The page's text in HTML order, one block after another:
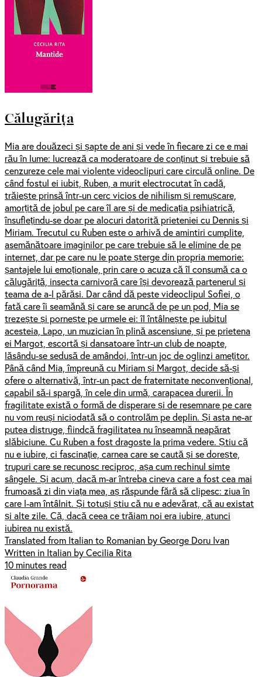
Călugărița
Mia are douăzeci și șapte de ani și vede în fiecare zi ce e mai
rău în lume: lucrează ca moderatoare de conținut și trebuie să
cenzureze cele mai violente videoclipuri care circulă online. De
când fostul ei iubit, Ruben, a murit electrocutat în cadă,
trăiește prinsă într-un cerc vicios de nihilism și remușcare,
amorțită de jobul pe care îl are și de medicația psihiatrică,
însuflețindu-se doar pe alocuri datorită prieteniei cu Dennis și
Miriam. Trecutul cu Ruben este o arhivă de amintiri cumplite,
asemănătoare imaginilor pe care trebuie să le elimine de pe
internet, dar pe care nu le poate șterge din propria memorie:
șantajele lui emoționale, prin care o acuza că îl consumă ca o
călugăriță, insecta carnivoră care își devorează partenerul și
teama de a-l părăsi. Dar când dă peste videoclipul Sofiei, o
fată care îi seamănă și care se aruncă de pe un pod, Mia se
trezește și pornește pe urmele ei: îl întâlnește pe iubitul
acesteia, Lapo, un muzician în plină ascensiune, și pe prietena
ei Margot, escortă și dansatoare într-un club de noapte,
lăsându-se sedusă de amândoi, într-un joc de oglinzi amețitor.
Până când Mia, împreună cu Miriam și Margot, decide să-și
ofere o alternativă, într-un pact de fraternitate neconvențional,
capabil să-i spargă, în cele din urmă, carapacea durerii. În
fragilitate există o formă de disperare și de resemnare pe care
nu vom reuși niciodată să o controlăm pe deplin. Și asta ne-ar
putea distruge, fiindcă fragilitatea nu înseamnă neapărat
slăbiciune. Cu Ruben a fost dragoste la prima vedere. Știu că
nu e iubire, ci fascinație, carnea care se caută și se dorește,
trupuri care se recunosc reciproc, așa cum rechinul simte
sângele. Și acum, dacă m-ar întreba cineva care a fost cea mai
frumoasă zi din viața mea, aș răspunde fără să clipesc: ziua în
care l-am întâlnit. Și totuși știu că nu e adevărat, că au existat
și alte zile. Că, dacă ceea ce trăiam noi era iubire, atunci
iubirea nu există.
Translated from Italian to Romanian by George Doru Ivan
Written in Italian by Cecilia Rita
10 minutes read